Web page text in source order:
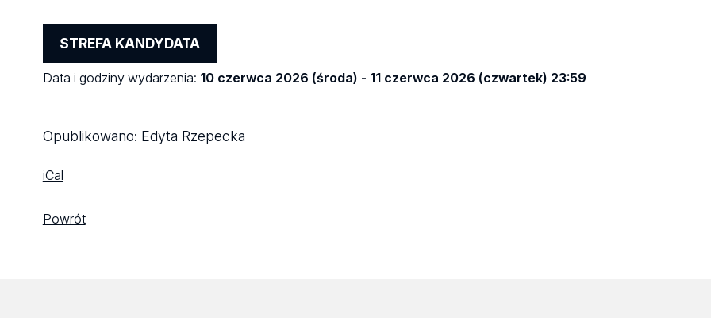
STREFA KANDYDATA
Data i godziny wydarzenia: 10 czerwca 2026 (środa) - 11 czerwca 2026 (czwartek) 23:59
Opublikowano: Edyta Rzepecka
iCal
Powrót